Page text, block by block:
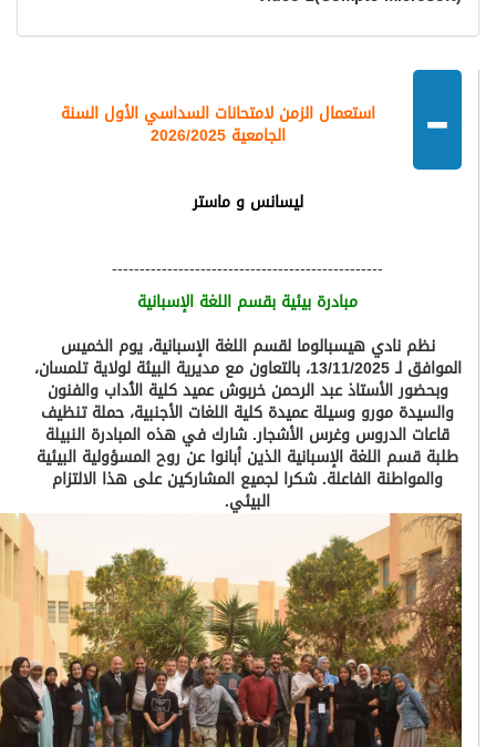
- استعمال الزمن لامتحانات السداسي الأول السنة
الجامعية 2026/2025
ليسانس و ماستر
-------------------------------------------------
مبادرة بيئية بقسم اللغة الإسبانية
نظم نادي هيسبالوما لقسم اللغة الإسبانية، يوم الخميس
الموافق لـ 13/11/2025، بالتعاون مع مديرية البيئة لولاية تلمسان،
وبحضور الأستاذ عبد الرحمن خربوش عميد كلية الٱداب والفنون
والسيدة مورو وسيلة عميدة كلية اللغات الأجنبية، حملة تنظيف
قاعات الدروس وغرس الأشجار. شارك في هذه المبادرة النبيلة
طلبة قسم اللغة الإسبانية الذين أبانوا عن روح المسؤولية البيئية
والمواطنة الفاعلة. شكرا لجميع المشاركين على هذا الالتزام
البيئي.